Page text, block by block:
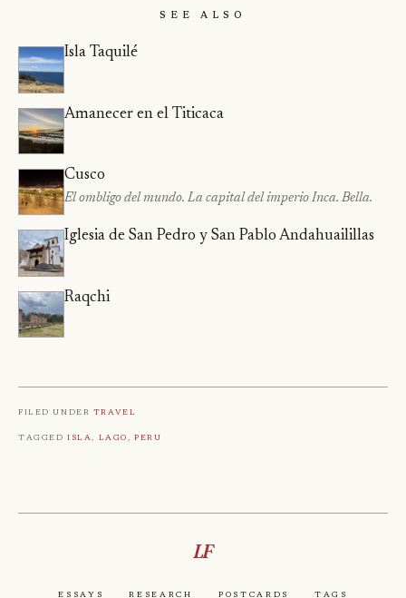
See Also
Isla Taquilé
Amanecer en el Titicaca
Cusco
El ombligo del mundo. La capital del imperio Inca. Bella.
Iglesia de San Pedro y San Pablo Andahuailillas
Raqchi
Filed under Travel
TaggedIsla, Lago, Peru
LF
Essays Research Postcards Tags